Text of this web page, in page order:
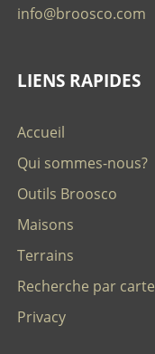
info@broosco.com
LIENS RAPIDES
Accueil
Qui sommes-nous?
Outils Broosco
Maisons
Terrains
Recherche par carte
Privacy